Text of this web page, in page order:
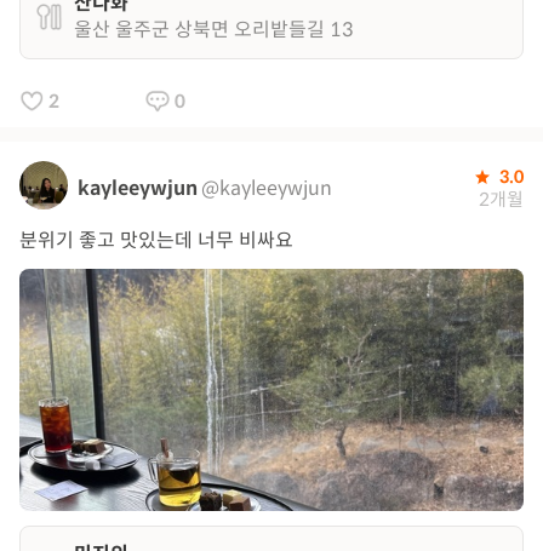
울산 울주군 상북면 오리밭들길 13
2 0
kayleeywjun @kayleeywjun 3.0
2개월
분위기 좋고 맛있는데 너무 비싸요